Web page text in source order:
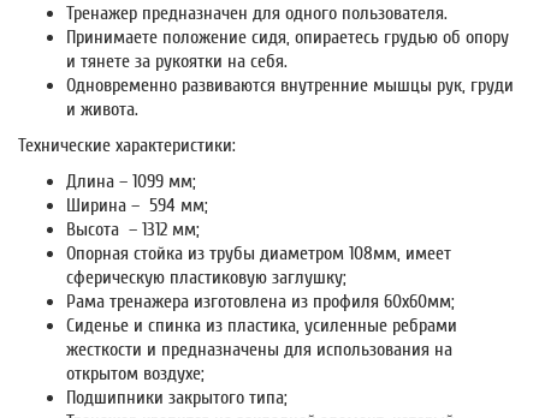
Тренажер предназначен для одного пользователя.
Принимаете положение сидя, опираетесь грудью об опору
и тянете за рукоятки на себя.
Одновременно развиваются внутренние мышцы рук, груди
и живота.
Технические характеристики:
Длина – 1099 мм;
Ширина – 594 мм;
Высота – 1312 мм;
Опорная стойка из трубы диаметром 108мм, имеет
сферическую пластиковую заглушку;
Рама тренажера изготовлена из профиля 60х60мм;
Сиденье и спинка из пластика, усиленные ребрами
жесткости и предназначены для использования на
открытом воздухе;
Подшипники закрытого типа;